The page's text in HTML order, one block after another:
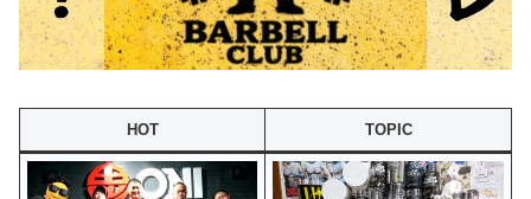
HOT TOPIC